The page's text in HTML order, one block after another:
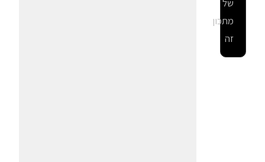
של
מתכון
זה